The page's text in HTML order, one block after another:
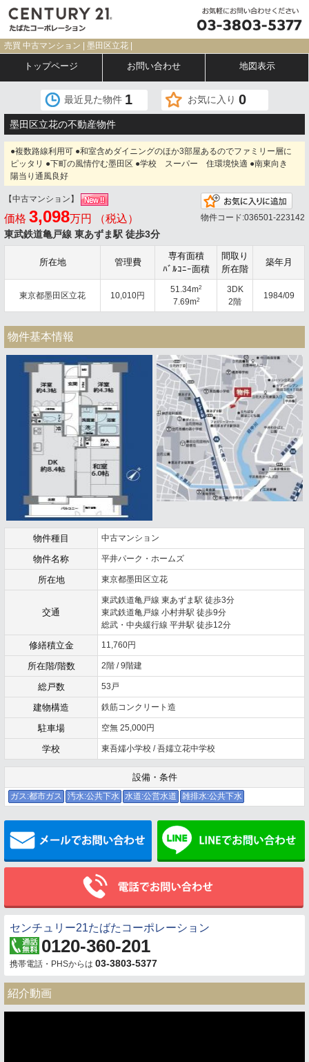
売買 中古マンション | 墨田区立花 |
トップページ お問い合わせ 地図表示
最近見た物件 1 お気に入り 0
墨田区立花の不動産物件
●複数路線利用可 ●和室含めダイニングのほか3部屋あるのでファミリー層に
ピッタリ ●下町の風情佇む墨田区 ●学校 スーパー 住環境快適 ●南東向き
陽当り通風良好
【中古マンション】
価格 3,098万円 （税込）
東武鉄道亀戸線 東あずま駅 徒歩3分
物件コード:036501-223142
所在地 管理費
専有面積
ﾊﾞﾙｺﾆｰ面積
間取り
所在階
築年月
東京都墨田区立花 10,010円
51.34m2
7.69m2
3DK
2階
1984/09
物件基本情報
物件種目 中古マンション
物件名称 平井パーク・ホームズ
所在地 東京都墨田区立花
交通
東武鉄道亀戸線 東あずま駅 徒歩3分
東武鉄道亀戸線 小村井駅 徒歩9分
総武・中央緩行線 平井駅 徒歩12分
修繕積立金 11,760円
所在階/階数 2階 / 9階建
総戸数 53戸
建物構造 鉄筋コンクリート造
駐車場 空無 25,000円
学校 東吾嬬小学校 / 吾嬬立花中学校
設備・条件
ガス:都市ガス 汚水:公共下水 水道:公営水道 雑排水:公共下水
メールでお問い合わせ
センチュリー21たばたコーポレーション
0120-360-201
携帯電話・PHSからは 03-3803-5377
紹介動画